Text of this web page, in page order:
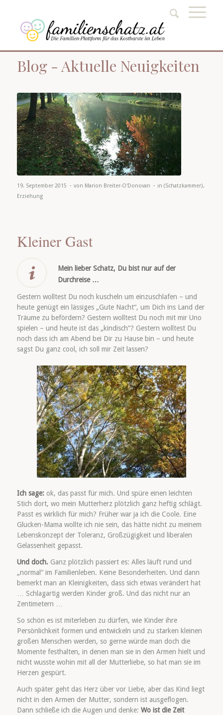
Blog - Aktuelle Neuigkeiten
19. September 2015 - von Marion Breiter-O'Donovan - in (Schatzkammer),
Erziehung
Kleiner Gast
Mein lieber Schatz, Du bist nur auf der
Durchreise …
Gestern wolltest Du noch kuscheln um einzuschlafen – und
heute genügt ein lässiges „Gute Nacht“, um Dich ins Land der
Träume zu befördern? Gestern wolltest Du noch mit mir Uno
spielen – und heute ist das „kindisch“? Gestern wolltest Du
noch dass ich am Abend bei Dir zu Hause bin – und heute
sagst Du ganz cool, ich soll mir Zeit lassen?
Ich sage:ok, das passt für mich. Und spüre einen leichten
Stich dort, wo mein Mutterherz plötzlich ganz heftig schlägt.
Passt es wirklich für mich? Früher war ja ich die Coole. Eine
Glucken-Mama wollte ich nie sein, das hätte nicht zu meinem
Lebenskonzept der Toleranz, Großzügigkeit und liberalen
Gelassenheit gepasst.
Und doch.Ganz plötzlich passiert es: Alles läuft rund und
„normal“ im Familienleben. Keine Besonderheiten. Und dann
bemerkt man an Kleinigkeiten, dass sich etwas verändert hat
… Schlagartig werden Kinder groß. Und das nicht nur an
Zentimetern …
So schön es ist miterleben zu dürfen, wie Kinder ihre
Persönlichkeit formen und entwickeln und zu starken kleinen
großen Menschen werden, so gerne würde man doch die
Momente festhalten, in denen man sie in den Armen hielt und
nicht wusste wohin mit all der Mutterliebe, so hat man sie im
Herzen gespürt.
Auch später geht das Herz über vor Liebe, aber das Kind liegt
nicht in den Armen der Mutter, sondern ist ausgeflogen.
Dann schließe ich die Augen und denke: Wo ist die Zeit